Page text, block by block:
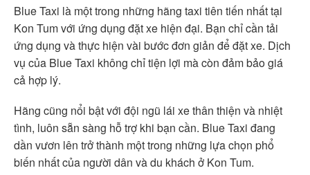
Blue Taxi là một trong những hãng taxi tiên tiến nhất tại
Kon Tum với ứng dụng đặt xe hiện đại. Bạn chỉ cần tải
ứng dụng và thực hiện vài bước đơn giản để đặt xe. Dịch
vụ của Blue Taxi không chỉ tiện lợi mà còn đảm bảo giá
cả hợp lý.
Hãng cũng nổi bật với đội ngũ lái xe thân thiện và nhiệt
tình, luôn sẵn sàng hỗ trợ khi bạn cần. Blue Taxi đang
dần vươn lên trở thành một trong những lựa chọn phổ
biến nhất của người dân và du khách ở Kon Tum.